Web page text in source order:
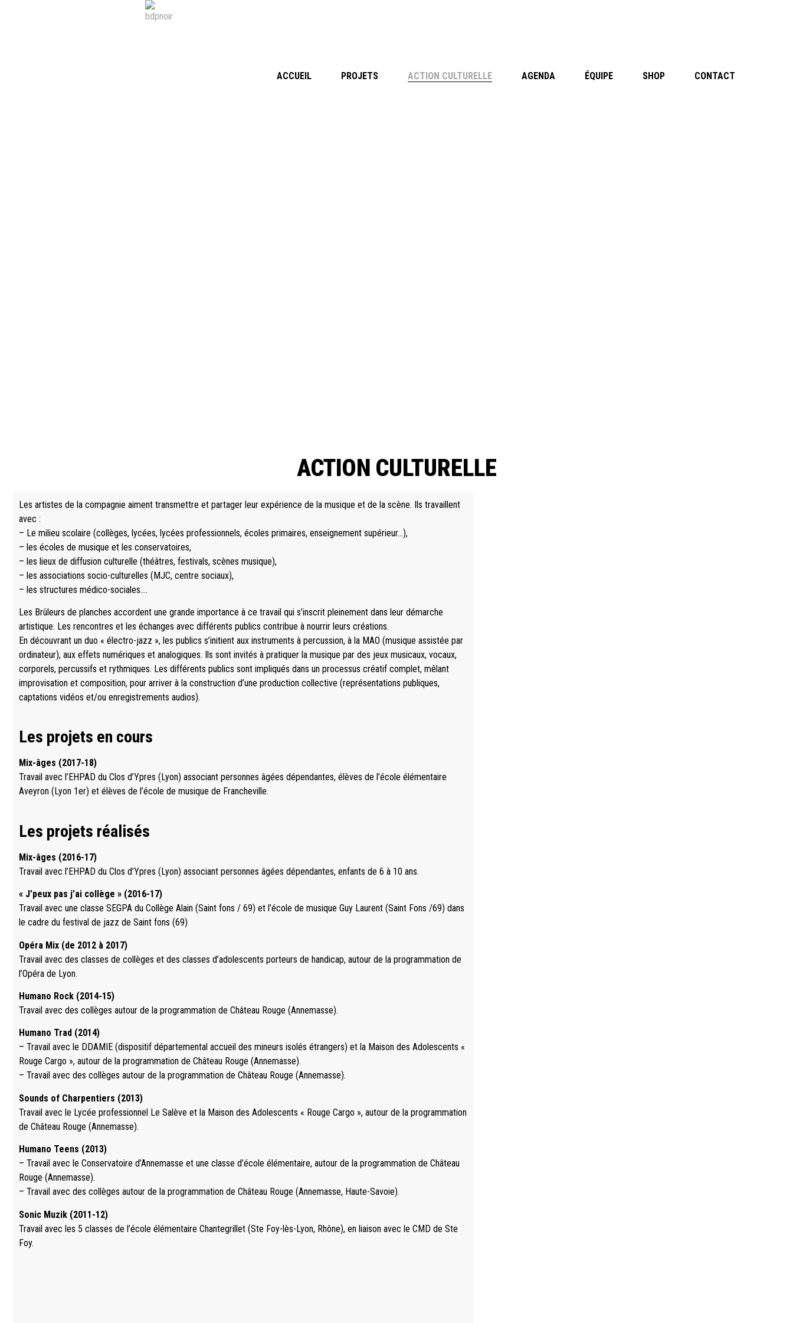
ACCUEIL PROJETS ACTION CULTURELLE AGENDA ÉQUIPE SHOP CONTACT
ACTION CULTURELLE
Les artistes de la compagnie aiment transmettre et partager leur expérience de la musique et de la scène. Ils travaillent
avec :
– Le milieu scolaire (collèges, lycées, lycées professionnels, écoles primaires, enseignement supérieur…),
– les écoles de musique et les conservatoires,
– les lieux de diffusion culturelle (théâtres, festivals, scènes musique),
– les associations socio-culturelles (MJC, centre sociaux),
– les structures médico-sociales….
Les Brûleurs de planches accordent une grande importance à ce travail qui s’inscrit pleinement dans leur démarche
artistique. Les rencontres et les échanges avec différents publics contribue à nourrir leurs créations.
En découvrant un duo « électro-jazz », les publics s’initient aux instruments à percussion, à la MAO (musique assistée par
ordinateur), aux effets numériques et analogiques. Ils sont invités à pratiquer la musique par des jeux musicaux, vocaux,
corporels, percussifs et rythmiques. Les différents publics sont impliqués dans un processus créatif complet, mêlant
improvisation et composition, pour arriver à la construction d’une production collective (représentations publiques,
captations vidéos et/ou enregistrements audios).
Les projets en cours
Mix-âges (2017-18)
Travail avec l’EHPAD du Clos d’Ypres (Lyon) associant personnes âgées dépendantes, élèves de l’école élémentaire
Aveyron (Lyon 1er) et élèves de l’école de musique de Francheville.
Les projets réalisés
Mix-âges (2016-17)
Travail avec l’EHPAD du Clos d’Ypres (Lyon) associant personnes âgées dépendantes, enfants de 6 à 10 ans.
« J’peux pas j’ai collège » (2016-17)
Travail avec une classe SEGPA du Collège Alain (Saint fons / 69) et l’école de musique Guy Laurent (Saint Fons /69) dans
le cadre du festival de jazz de Saint fons (69)
Opéra Mix (de 2012 à 2017)
Travail avec des classes de collèges et des classes d’adolescents porteurs de handicap, autour de la programmation de
l’Opéra de Lyon.
Humano Rock (2014-15)
Travail avec des collèges autour de la programmation de Château Rouge (Annemasse).
Humano Trad (2014)
– Travail avec le DDAMIE (dispositif départemental accueil des mineurs isolés étrangers) et la Maison des Adolescents «
Rouge Cargo », autour de la programmation de Château Rouge (Annemasse).
– Travail avec des collèges autour de la programmation de Château Rouge (Annemasse).
Sounds of Charpentiers (2013)
Travail avec le Lycée professionnel Le Salève et la Maison des Adolescents « Rouge Cargo », autour de la programmation
de Château Rouge (Annemasse).
Humano Teens (2013)
– Travail avec le Conservatoire d’Annemasse et une classe d’école élémentaire, autour de la programmation de Château
Rouge (Annemasse).
– Travail avec des collèges autour de la programmation de Château Rouge (Annemasse, Haute-Savoie).
Sonic Muzik (2011-12)
Travail avec les 5 classes de l’école élémentaire Chantegrillet (Ste Foy-lès-Lyon, Rhône), en liaison avec le CMD de Ste
Foy.